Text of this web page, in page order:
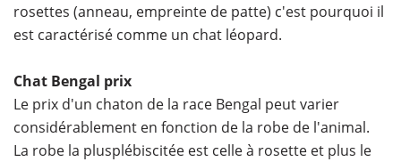
rosettes (anneau, empreinte de patte) c'est pourquoi il
est caractérisé comme un chat léopard.
Chat Bengal prix
Le prix d'un chaton de la race Bengal peut varier
considérablement en fonction de la robe de l'animal.
La robe la plusplébiscitée est celle à rosette et plus le